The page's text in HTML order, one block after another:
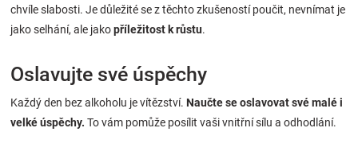
chvíle slabosti. Je důležité se z těchto zkušeností poučit, nevnímat je
jako selhání, ale jakopříležitost k růstu.
Oslavujte své úspěchy
Každý den bez alkoholu je vítězství. Naučte se oslavovat své malé i
velké úspěchy. To vám pomůže posílit vaši vnitřní sílu a odhodlání.